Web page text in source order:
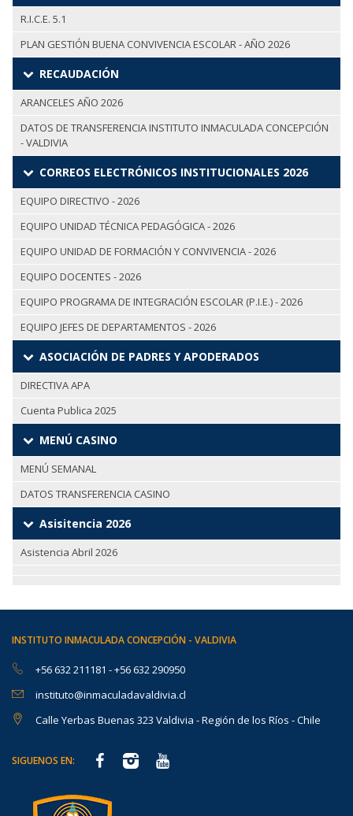
R.I.C.E. 5.1
PLAN GESTIÓN BUENA CONVIVENCIA ESCOLAR - AÑO 2026
RECAUDACIÓN
ARANCELES AÑO 2026
DATOS DE TRANSFERENCIA INSTITUTO INMACULADA CONCEPCIÓN
- VALDIVIA
CORREOS ELECTRÓNICOS INSTITUCIONALES 2026
EQUIPO DIRECTIVO - 2026
EQUIPO UNIDAD TÉCNICA PEDAGÓGICA - 2026
EQUIPO UNIDAD DE FORMACIÓN Y CONVIVENCIA - 2026
EQUIPO DOCENTES - 2026
EQUIPO PROGRAMA DE INTEGRACIÓN ESCOLAR (P.I.E.) - 2026
EQUIPO JEFES DE DEPARTAMENTOS - 2026
ASOCIACIÓN DE PADRES Y APODERADOS
DIRECTIVA APA
Cuenta Publica 2025
MENÚ CASINO
MENÚ SEMANAL
DATOS TRANSFERENCIA CASINO
Asisitencia 2026
Asistencia Abril 2026
INSTITUTO INMACULADA CONCEPCIÓN - VALDIVIA
+56 632 211181 -+56 632 290950
instituto@inmaculadavaldivia.cl
Calle Yerbas Buenas 323 Valdivia - Región de los Ríos - Chile
SIGUENOS EN: